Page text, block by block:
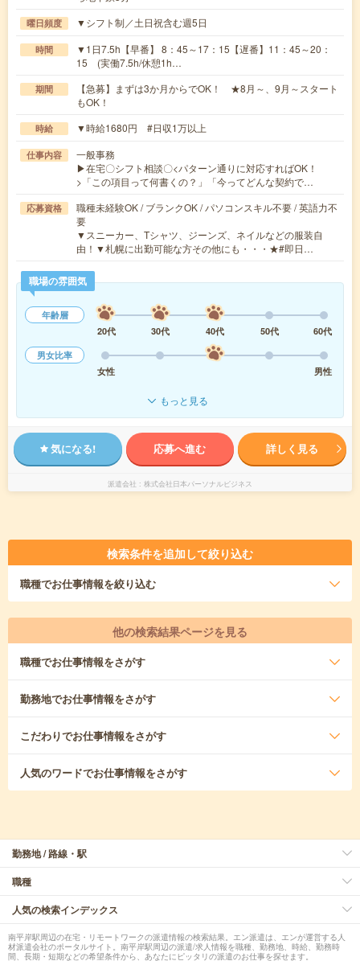
曜日頻度 ▼シフト制／土日祝含む週5日
時間
▼1日7.5h【早番】 8：45～17：15【遅番】11：45～20：
15 (実働7.5h/休憩1h…
期間
【急募】まずは3か月からでOK！ ★8月～、9月～スタート
もOK！
時給 ▼時給1680円 #日収1万以上
仕事内容
一般事務
▶在宅〇シフト相談〇<パターン通りに対応すればOK！
>「この項目って何書くの？」「今ってどんな契約で…
応募資格
職種未経験OK / ブランクOK / パソコンスキル不要 / 英語力不
要
▼スニーカー、Tシャツ、ジーンズ、ネイルなどの服装自
由！▼札幌に出勤可能な方その他にも・・・★#即日…
職場の雰囲気
年齢層
20代
30代 40代 50代
60代
男女比率
女性
男性
もっと見る
気になる! 応募へ進む 詳しく見る
派遣会社 株式会社日本パーソナルビジネス
検索条件を追加して絞り込む
職種でお仕事情報を絞り込む
他の検索結果ページを見る
職種でお仕事情報をさがす
勤務地でお仕事情報をさがす
こだわりでお仕事情報をさがす
人気のワードでお仕事情報をさがす
勤務地 / 路線・駅
職種
人気の検索インデックス
南平岸駅周辺の在宅・リモートワークの派遣情報の検索結果。エン派遣は、エンが運営する人
材派遣会社のポータルサイト。南平岸駅周辺の派遣/求人情報を職種、勤務地、時給、勤務時
間、長期・短期などの希望条件から、あなたにピッタリの派遣のお仕事を探せます。